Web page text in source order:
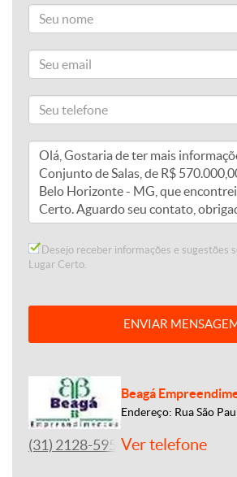
Desejo receber informações e sugestões
Lugar Certo.
ENVIAR
Beagá
Endereço: Rua São
(31) 2128-5959Ver telefone